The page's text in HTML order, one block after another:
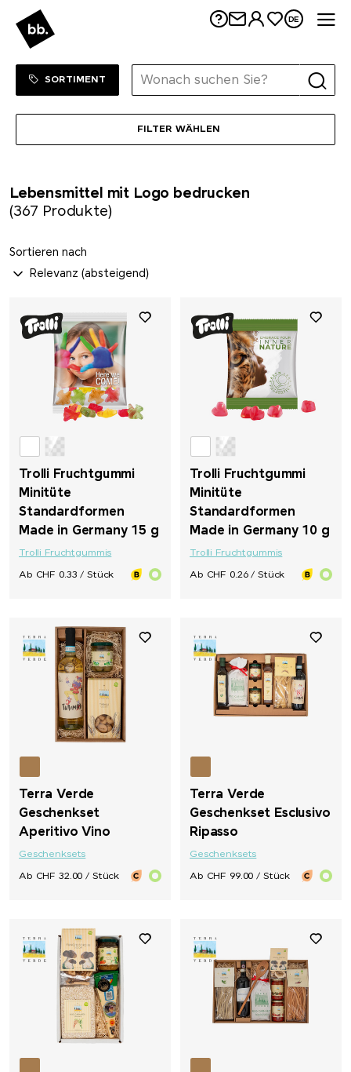
DE
ZUM SHOP
SORTIMENT
Lebensmittel mit Logo bedrucken
(367 Produkte)
FILTER WÄHLEN
Sortieren nach
Trolli Fruchtgummi
Minitüte
Standardformen
Made in Germany 15 g
Trolli Fruchtgummis
Ab CHF 0.33 / Stück
Trolli Fruchtgummi
Minitüte
Standardformen
Made in Germany 10 g
Trolli Fruchtgummis
Ab CHF 0.26 / Stück
Terra Verde
Geschenkset
Aperitivo Vino
Geschenksets
Ab CHF 32.00 / Stück
Terra Verde
Geschenkset Esclusivo
Ripasso
Geschenksets
Ab CHF 99.00 / Stück